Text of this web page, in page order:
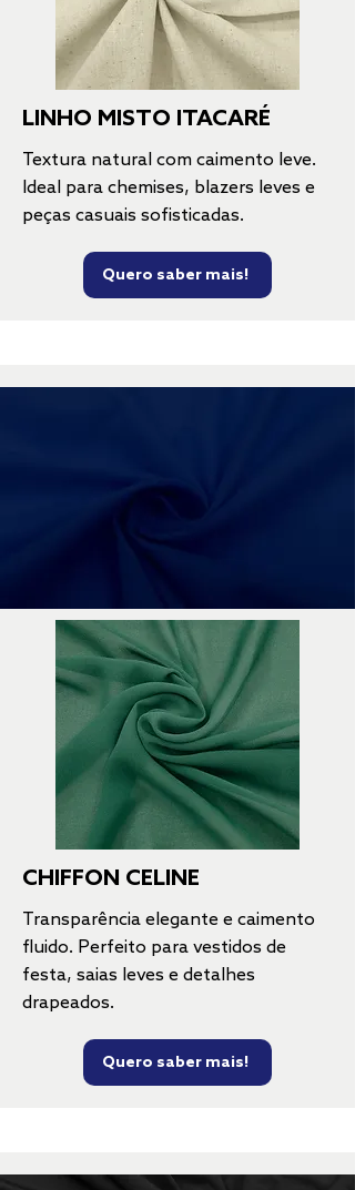
LINHO MISTO ITACARÉ
Textura natural com caimento leve.
Ideal para chemises, blazers leves e
peças casuais sofisticadas.
Quero saber mais!
CHIFFON CELINE
Transparência elegante e caimento
fluido. Perfeito para vestidos de
festa, saias leves e detalhes
drapeados.
Quero saber mais!